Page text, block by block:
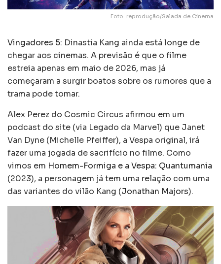
Foto: reprodução/Salada de Cinema
Vingadores 5: Dinastia Kang ainda está longe de
chegar aos cinemas. A previsão é que o filme
estreia apenas em maio de 2026, mas já
começaram a surgir boatos sobre os rumores que a
trama pode tomar.
Alex Perez do Cosmic Circus afirmou em um
podcast do site (via Legado da Marvel) que Janet
Van Dyne (Michelle Pfeiffer), a Vespa original, irá
fazer uma jogada de sacrifício no filme. Como
vimos em Homem-Formiga e a Vespa: Quantumania
(2023), a personagem já tem uma relação com uma
das variantes do vilão Kang (Jonathan Majors).